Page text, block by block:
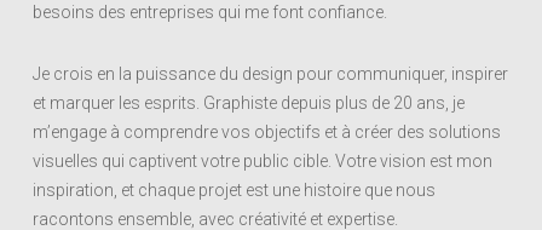
besoins des entreprises qui me font confiance.
Je crois en la puissance du design pour communiquer, inspirer
et marquer les esprits. Graphiste depuis plus de 20 ans, je
m’engage à comprendre vos objectifs et à créer des solutions
visuelles qui captivent votre public cible. Votre vision est mon
inspiration, et chaque projet est une histoire que nous
racontons ensemble, avec créativité et expertise.